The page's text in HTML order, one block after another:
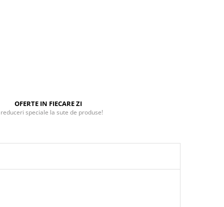
OFERTE IN FIECARE ZI
speciale la sute de produse!